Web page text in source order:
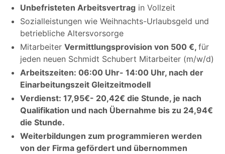
Unbefristeten Arbeitsvertrag in Vollzeit
Sozialleistungen wie Weihnachts-Urlaubsgeld und
betriebliche Altersvorsorge
Mitarbeiter Vermittlungsprovision von 500 €, für
jeden neuen Schmidt Schubert Mitarbeiter (m/w/d)
Arbeitszeiten: 06:00 Uhr- 14:00 Uhr, nach der
Einarbeitungszeit Gleitzeitmodell
Verdienst: 17,95€- 20,42€ die Stunde, je nach
Qualifikation und nach Übernahme bis zu 24,94€
die Stunde.
Weiterbildungen zum programmieren werden
von der Firma gefördert und übernommen